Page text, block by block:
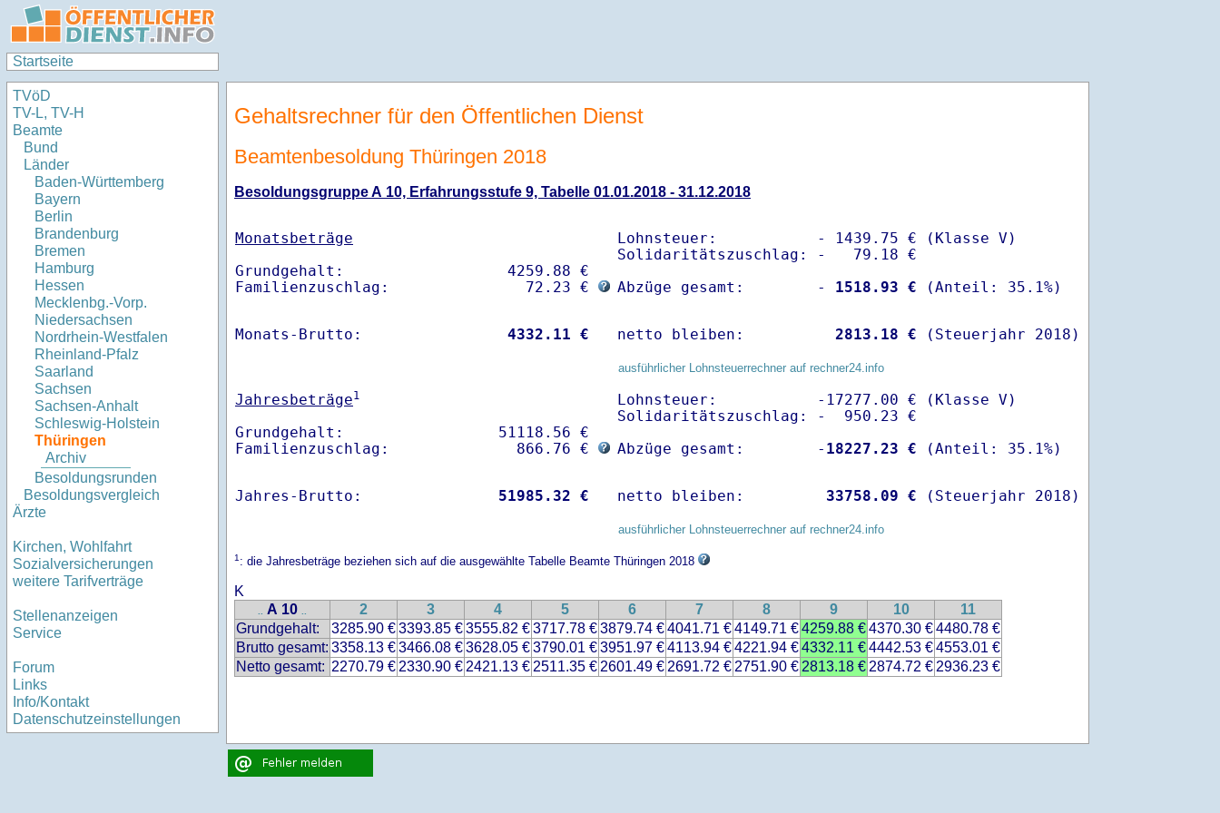
Startseite
TVöD
TV-L, TV-H
Beamte
Bund
Länder
Baden-Württemberg
Bayern
Berlin
Brandenburg
Bremen
Hamburg
Hessen
Mecklenbg.-Vorp.
Niedersachsen
Nordrhein-Westfalen
Rheinland-Pfalz
Saarland
Sachsen
Sachsen-Anhalt
Schleswig-Holstein
Thüringen
Archiv
Besoldungsrunden
Besoldungsvergleich
Ärzte
Kirchen, Wohlfahrt
Sozialversicherungen
weitere Tarifverträge
Stellenanzeigen
Service
Forum
Links
Info/Kontakt
Datenschutzeinstellungen
Gehaltsrechner für den Öffentlichen Dienst
Beamtenbesoldung Thüringen 2018
Besoldungsgruppe A 10, Erfahrungsstufe 9, Tabelle 01.01.2018 - 31.12.2018
Monatsbeträge
Grundgehalt:                  4259.88 €
Familienzuschlag:               72.23 €
Lohnsteuer:           - 1439.75 € (Klasse V)
Solidaritätszuschlag: -   79.18 €
Abzüge gesamt:        -
1518.93 €
Monats-Brutto: 4332.11 € netto bleiben: 2813.18 € (Steuerjahr 2018)
ausführlicher Lohnsteuerrechner auf rechner24.info
Jahresbeträge1
Grundgehalt:                 51118.56 €
Familienzuschlag:              866.76 €
Lohnsteuer:           -17277.00 € (Klasse V)
Solidaritätszuschlag: -  950.23 €
Abzüge gesamt:        - 18227.23 €
Jahres-Brutto: 51985.32 € netto bleiben: 33758.09 € (Steuerjahr 2018)
ausführlicher Lohnsteuerrechner auf rechner24.info
1: die Jahresbeträge beziehen sich auf die ausgewählte Tabelle Beamte Thüringen 2018
K
.. A 10 .. 2 3 4 5 6 7 8 9 10
11
Grundgehalt:
3285.90 €3393.85 €3555.82 €3717.78 €3879.74 €4041.71 €4149.71 €4259.88 €4370.30 €4480.78 €
Brutto gesamt: 3358.13 €3466.08 €3628.05 €3790.01 €3951.97 €4113.94 €4221.94 €4332.11 €4442.53 €4553.01 €
Netto gesamt: 2270.79 € 2330.90 € 2421.13 € 2511.35 € 2601.49 € 2691.72 € 2751.90 € 2813.18 € 2874.72 € 2936.23 €